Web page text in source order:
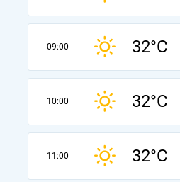
09:00 32°C
10:00 32°C
11:00 32°C